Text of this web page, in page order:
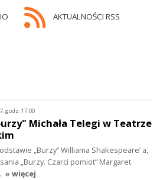
AKTUALNOŚCI RSS
godz. 17:00
Michała Telegi w Teatrze
„Burzy” Williama Shakespeare’ a,
„Burzy. Czarci pomiot” Margaret
» więcej